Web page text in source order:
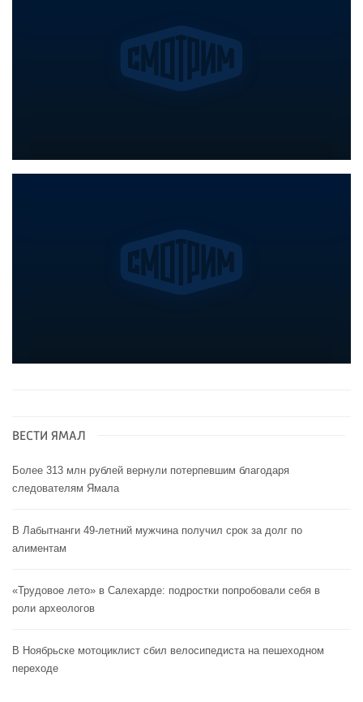
ВЕСТИ ЯМАЛ
Более 313 млн рублей вернули потерпевшим благодаря
следователям Ямала
В Лабытнанги 49-летний мужчина получил срок за долг по
алиментам
«Трудовое лето» в Салехарде: подростки попробовали себя в
роли археологов
В Ноябрьске мотоциклист сбил велосипедиста на пешеходном
переходе